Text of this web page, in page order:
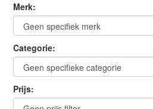
Merk:
Categorie:
Prijs: